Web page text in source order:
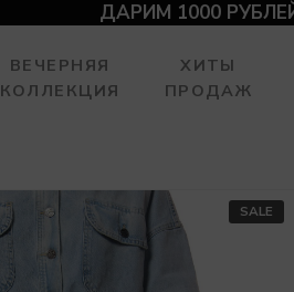
ДАРИМ 1000
ВЕЧЕРНЯЯ
КОЛЛЕКЦИЯ
ХИТЫ
ПРОДАЖ
SALE